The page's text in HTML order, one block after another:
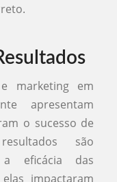
marketing em
apresentam
o sucesso de
são
eficácia das
impactaram